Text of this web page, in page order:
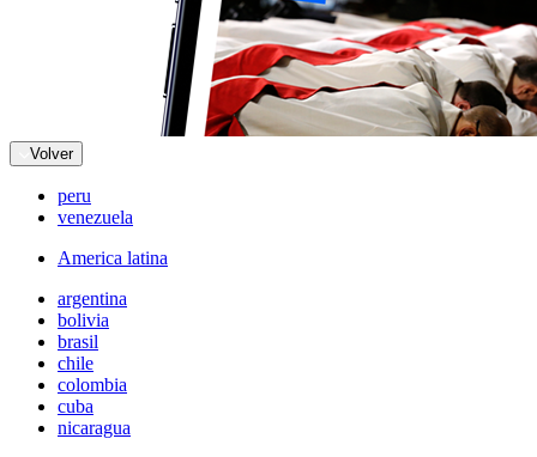
Volver
peru
venezuela
America latina
argentina
bolivia
brasil
chile
colombia
cuba
nicaragua